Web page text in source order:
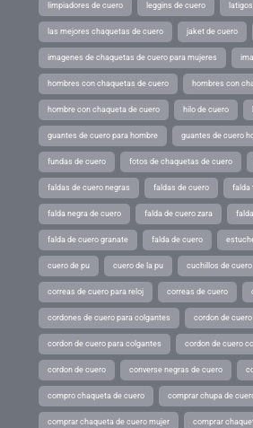
limpiadores de cuero leggins de cuero
las mejores chaquetas de cuero jaket de cuero
imagenes de chaquetas de cuero para mujeres
hombres con chaquetas de cuero hombres con
hombre con chaqueta de cuero hilo de cuero
guantes de cuero para hombre guantes de cuero
fundas de cuero fotos de chaquetas de cuero
faldas de cuero negras faldas de cuero falda
falda negra de cuero falda de cuero zara
falda de cuero granate falda de cuero
cuero de pu cuero de la pu cuchillos de cuero
correas de cuero para reloj correas de cuero
cordones de cuero para colgantes cordon de
cordon de cuero para colgantes cordon de cuero
cordon de cuero converse negras de cuero
compro chaqueta de cuero comprar chupa de
comprar chaqueta de cuero mujer comprar